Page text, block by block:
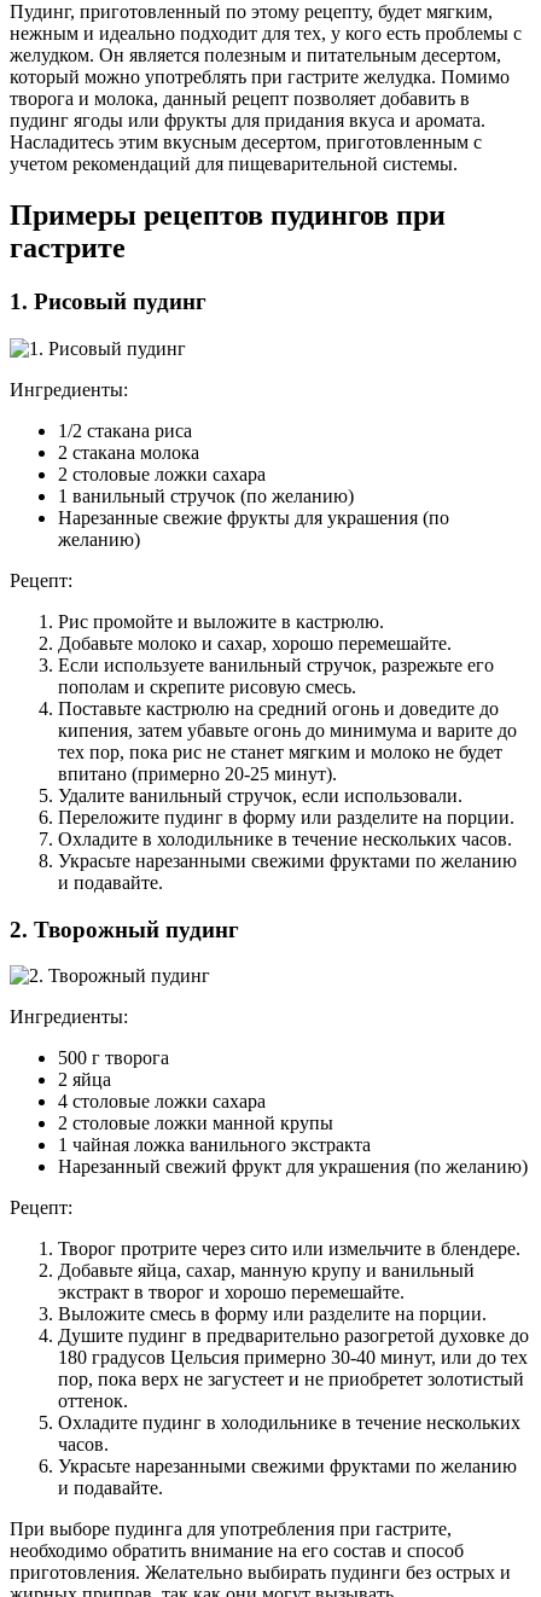
Пудинг, приготовленный по этому рецепту, будет мягким,
нежным и идеально подходит для тех, у кого есть проблемы с
желудком. Он является полезным и питательным десертом,
который можно употреблять при гастрите желудка. Помимо
творога и молока, данный рецепт позволяет добавить в
пудинг ягоды или фрукты для придания вкуса и аромата.
Насладитесь этим вкусным десертом, приготовленным с
учетом рекомендаций для пищеварительной системы.
Примеры рецептов пудингов при
гастрите
1. Рисовый пудинг
Ингредиенты:
1/2 стакана риса
2 стакана молока
2 столовые ложки сахара
1 ванильный стручок (по желанию)
Нарезанные свежие фрукты для украшения (по
желанию)
Рецепт:
Рис промойте и выложите в кастрюлю.
Добавьте молоко и сахар, хорошо перемешайте.
Если используете ванильный стручок, разрежьте его
пополам и скрепите рисовую смесь.
Поставьте кастрюлю на средний огонь и доведите до
кипения, затем убавьте огонь до минимума и варите до
тех пор, пока рис не станет мягким и молоко не будет
впитано (примерно 20-25 минут).
Удалите ванильный стручок, если использовали.
Переложите пудинг в форму или разделите на порции.
Охладите в холодильнике в течение нескольких часов.
Украсьте нарезанными свежими фруктами по желанию
и подавайте.
2. Творожный пудинг
Ингредиенты:
500 г творога
2 яйца
4 столовые ложки сахара
2 столовые ложки манной крупы
1 чайная ложка ванильного экстракта
Нарезанный свежий фрукт для украшения (по желанию)
Рецепт:
Творог протрите через сито или измельчите в блендере.
Добавьте яйца, сахар, манную крупу и ванильный
экстракт в творог и хорошо перемешайте.
Выложите смесь в форму или разделите на порции.
Душите пудинг в предварительно разогретой духовке до
180 градусов Цельсия примерно 30-40 минут, или до тех
пор, пока верх не загустеет и не приобретет золотистый
оттенок.
Охладите пудинг в холодильнике в течение нескольких
часов.
Украсьте нарезанными свежими фруктами по желанию
и подавайте.
При выборе пудинга для употребления при гастрите,
необходимо обратить внимание на его состав и способ
приготовления. Желательно выбирать пудинги без острых и